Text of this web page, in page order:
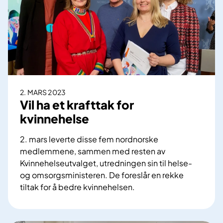
N
o
r
i
e
k
t
ø
r
e
n
t
r
2. MARS 2023
Vil ha et krafttak for
kvinnehelse
2. mars leverte disse fem nordnorske
medlemmene, sammen med resten av
Kvinnehelseutvalget, utredningen sin til helse-
og omsorgsministeren. De foreslår en rekke
tiltak for å bedre kvinnehelsen.
i